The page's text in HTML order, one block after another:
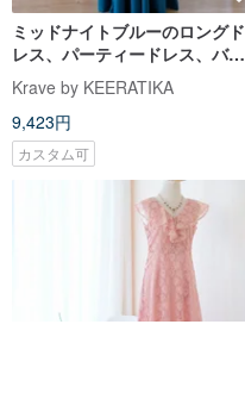
ミッドナイトブルーのロングド
レス、パーティードレス、バッ
クオープンデザイン、リボン付
き
Krave by KEERATIKA
9,423円
カスタム可